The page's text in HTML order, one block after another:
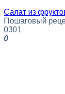
Cалат из
Пошаговый
0301
0